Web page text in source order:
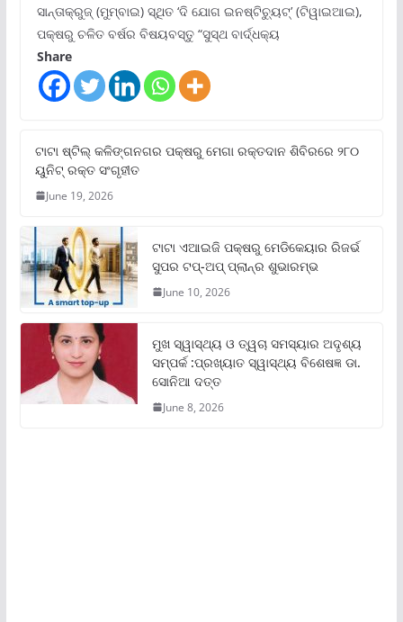
ସାନ୍ତାକ୍ରୁଜ୍ (ମୁମ୍ବାଇ) ସ୍ଥିତ ‘ଦି ଯୋଗ ଇନଷ୍ଟିଚ୍ୟୁଟ୍‌’ (ଟିୱାଇଆଇ),
ପକ୍ଷରୁ ଚଳିତ ବର୍ଷର ବିଷୟବସ୍ତୁ “ସୁସ୍ଥ ବାର୍ଦ୍ଧକ୍ୟ
Share
ଟାଟା ଷ୍ଟିଲ୍‌ କଳିଙ୍ଗନଗର ପକ୍ଷରୁ ମେଗା ରକ୍ତଦାନ ଶିବିରରେ ୨୮୦
ୟୁନିଟ୍‌ ରକ୍ତ ସଂଗୃହୀତ
June 19, 2026
ଟାଟା ଏଆଇଜି ପକ୍ଷରୁ ମେଡିକେୟାର ରିଜର୍ଭ
ସୁପର ଟପ୍‌-ଅପ୍ ପ୍ଲାନ୍‌ର ଶୁଭାରମ୍ଭ
June 10, 2026
ମୁଖ ସ୍ୱାସ୍ଥ୍ୟ ଓ ତ୍ୱଚା ସମସ୍ୟାର ଅଦୃଶ୍ୟ
ସମ୍ପର୍କ :ପ୍ରଖ୍ୟାତ ସ୍ୱାସ୍ଥ୍ୟ ବିଶେଷଜ୍ଞ ଡା.
ସୋନିଆ ଦତ୍ତ
June 8, 2026